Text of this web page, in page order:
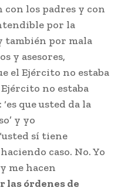
con los padres y con
por la
también por mala
y asesores,
el Ejército no estaba
no estaba
que usted da la
y yo
sí tiene
caso. No. Yo
me hacen
las órdenes de